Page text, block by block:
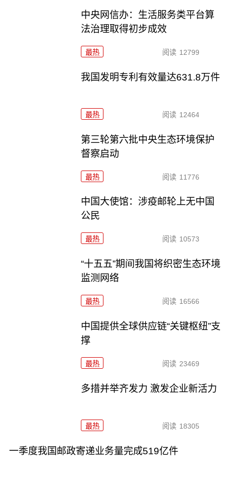
中央网信办：生活服务类平台算
法治理取得初步成效
最热 阅读 12799
我国发明专利有效量达631.8万件
最热 阅读 12464
第三轮第六批中央生态环境保护
督察启动
最热 阅读 11776
中国大使馆：涉疫邮轮上无中国
公民
最热 阅读 10573
“十五五”期间我国将织密生态环境
监测网络
最热 阅读 16566
中国提供全球供应链“关键枢纽”支
撑
最热 阅读 23469
多措并举齐发力 激发企业新活力
最热 阅读 18305
一季度我国邮政寄递业务量完成519亿件